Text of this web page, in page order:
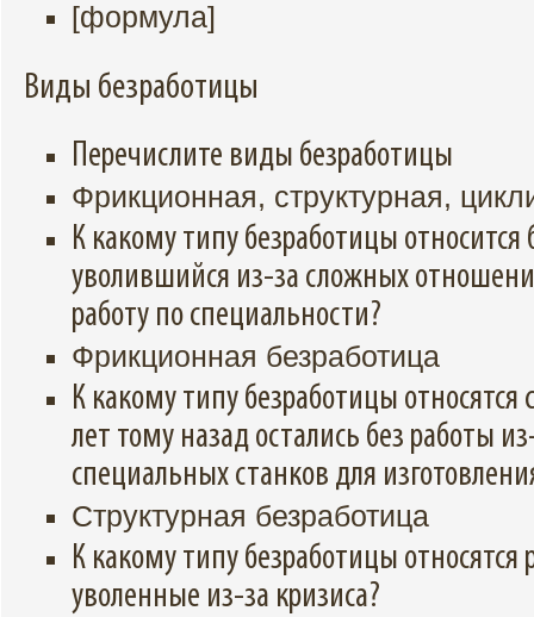
[формула]
Виды безработицы
Перечислите виды безработицы
Фрикционная, структурная,
К какому типу безработицы относится
уволившийся из-за сложных
работу по специальности?
Фрикционная безработица
К какому типу безработицы
лет тому назад остались без работы
специальных станков для
Структурная безработица
К какому типу безработицы
уволенные из-за кризиса?